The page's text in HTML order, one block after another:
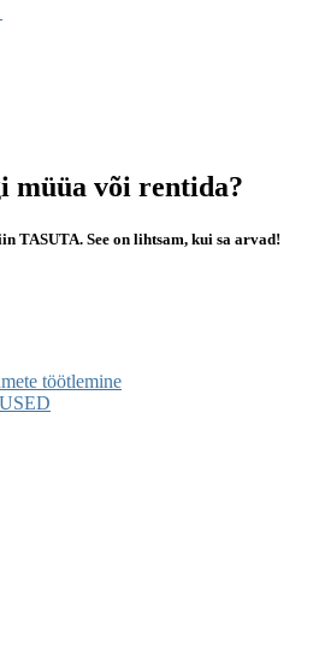
müüa või rentida?
TASUTA. See on lihtsam, kui sa arvad!
töötlemine